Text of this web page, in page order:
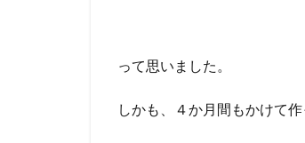
って思いました。
しかも、４か月間もかけて